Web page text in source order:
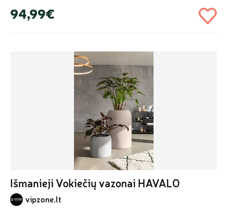
94,99€
Išmanieji Vokiečių vazonai HAVALO
vipzone.lt